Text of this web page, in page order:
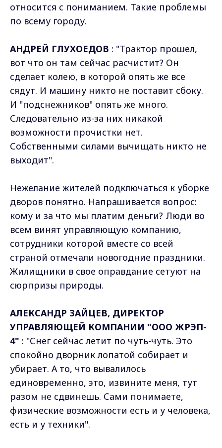
относится с пониманием. Такие проблемы
по всему городу.
АНДРЕЙ ГЛУХОЕДОВ : "Трактор прошел,
вот что он там сейчас расчистит? Он
сделает колею, в которой опять же все
сядут. И машину никто не поставит сбоку.
И "подснежников" опять же много.
Следовательно из-за них никакой
возможности прочистки нет.
Собственными силами вычищать никто не
выходит".
Нежелание жителей подключаться к уборке
дворов понятно. Напрашивается вопрос:
кому и за что мы платим деньги? Люди во
всем винят управляющую компанию,
сотрудники которой вместе со всей
страной отмечали новогодние праздники.
Жилищники в свое оправдание сетуют на
сюрпризы природы.
АЛЕКСАНДР ЗАЙЦЕВ, ДИРЕКТОР
УПРАВЛЯЮЩЕЙ КОМПАНИИ "ООО ЖРЭП-
4" : "Снег сейчас летит по чуть-чуть. Это
спокойно дворник лопатой собирает и
убирает. А то, что вывалилось
единовременно, это, извините меня, тут
разом не сдвинешь. Сами понимаете,
физические возможности есть и у человека,
есть и у техники".